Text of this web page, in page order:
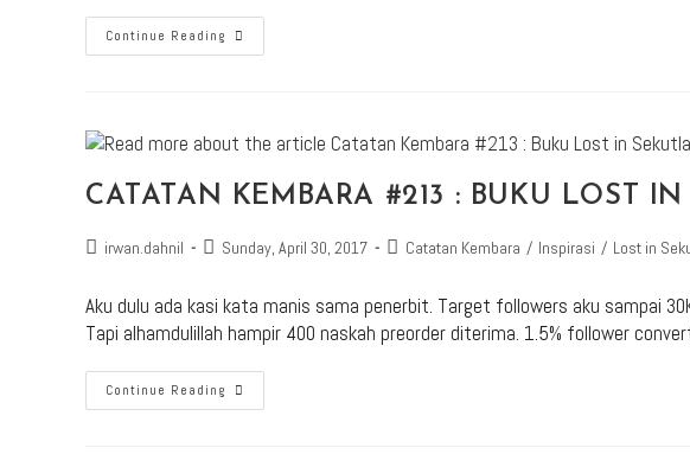
Continue Reading
CATATAN KEMBARA #213 : BUKU LOST
irwan.dahnil Sunday, April 30, 2017 Catatan Kembara / Inspirasi / Lost in
Aku dulu ada kasi kata manis sama penerbit. Target followers aku sampai
Tapi alhamdulillah hampir 400 naskah preorder diterima. 1.5% follower
Continue Reading